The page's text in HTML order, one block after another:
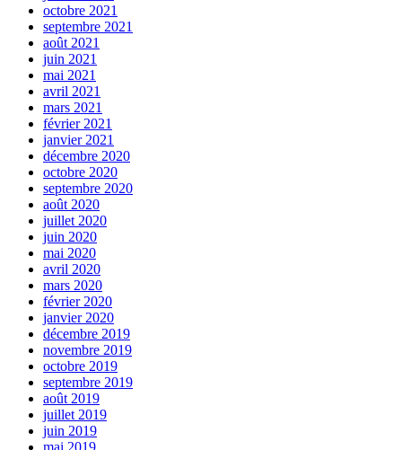
octobre 2021
septembre 2021
août 2021
juin 2021
mai 2021
avril 2021
mars 2021
février 2021
janvier 2021
décembre 2020
octobre 2020
septembre 2020
août 2020
juillet 2020
juin 2020
mai 2020
avril 2020
mars 2020
février 2020
janvier 2020
décembre 2019
novembre 2019
octobre 2019
septembre 2019
août 2019
juillet 2019
juin 2019
mai 2019